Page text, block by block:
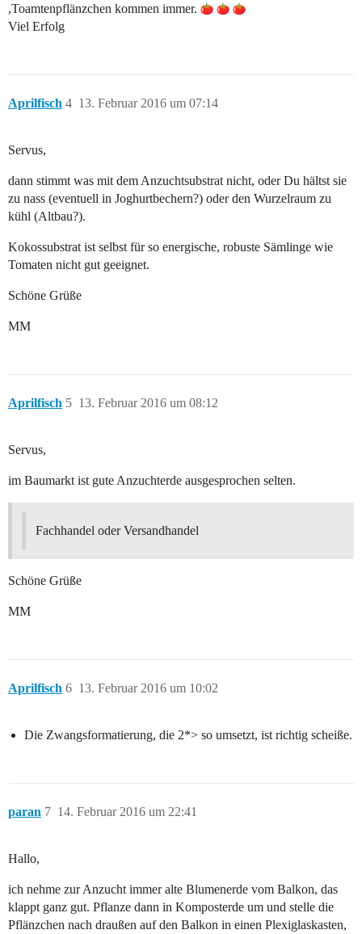
,Toamtenpflänzchen kommen immer.
Viel Erfolg
Aprilfisch 13. Februar 2016 um 07:14
4
Servus,
dann stimmt was mit dem Anzuchtsubstrat nicht, oder Du hältst sie
zu nass (eventuell in Joghurtbechern?) oder den Wurzelraum zu
kühl (Altbau?).
Kokossubstrat ist selbst für so energische, robuste Sämlinge wie
Tomaten nicht gut geeignet.
Schöne Grüße
MM
Aprilfisch 13. Februar 2016 um 08:12
5
Servus,
im Baumarkt ist gute Anzuchterde ausgesprochen selten.
Fachhandel oder Versandhandel
Schöne Grüße
MM
Aprilfisch 13. Februar 2016 um 10:02
6
Die Zwangsformatierung, die 2*> so umsetzt, ist richtig scheiße.
paran 14. Februar 2016 um 22:41
7
Hallo,
ich nehme zur Anzucht immer alte Blumenerde vom Balkon, das
klappt ganz gut. Pflanze dann in Komposterde um und stelle die
Pflänzchen nach draußen auf den Balkon in einen Plexiglaskasten,